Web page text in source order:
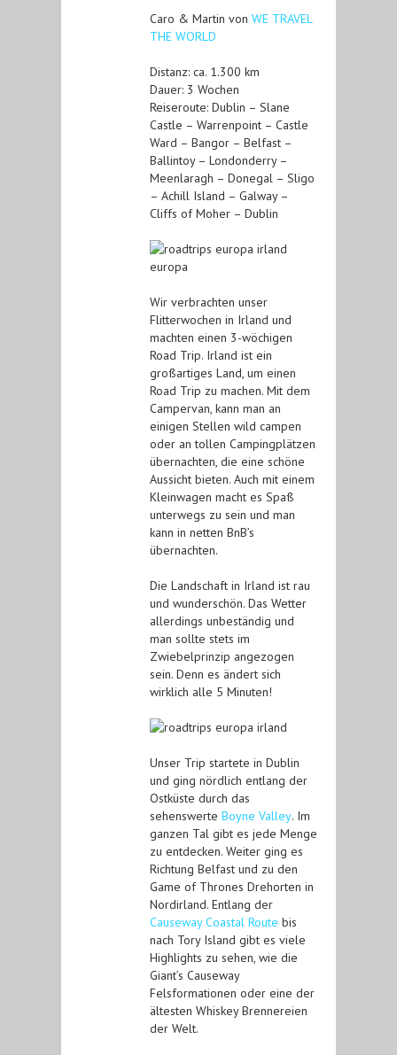
Caro & Martin von WE TRAVEL
THE WORLD
Distanz: ca. 1.300 km
Dauer: 3 Wochen
Reiseroute: Dublin – Slane
Castle – Warrenpoint – Castle
Ward – Bangor – Belfast –
Ballintoy – Londonderry –
Meenlaragh – Donegal – Sligo
– Achill Island – Galway –
Cliffs of Moher – Dublin
Wir verbrachten unser
Flitterwochen in Irland und
machten einen 3-wöchigen
Road Trip. Irland ist ein
großartiges Land, um einen
Road Trip zu machen. Mit dem
Campervan, kann man an
einigen Stellen wild campen
oder an tollen Campingplätzen
übernachten, die eine schöne
Aussicht bieten. Auch mit einem
Kleinwagen macht es Spaß
unterwegs zu sein und man
kann in netten BnB’s
übernachten.
Die Landschaft in Irland ist rau
und wunderschön. Das Wetter
allerdings unbeständig und
man sollte stets im
Zwiebelprinzip angezogen
sein. Denn es ändert sich
wirklich alle 5 Minuten!
Unser Trip startete in Dublin
und ging nördlich entlang der
Ostküste durch das
sehenswerte Boyne Valley. Im
ganzen Tal gibt es jede Menge
zu entdecken. Weiter ging es
Richtung Belfast und zu den
Game of Thrones Drehorten in
Nordirland. Entlang der
Causeway Coastal Route bis
nach Tory Island gibt es viele
Highlights zu sehen, wie die
Giant’s Causeway
Felsformationen oder eine der
ältesten Whiskey Brennereien
der Welt.